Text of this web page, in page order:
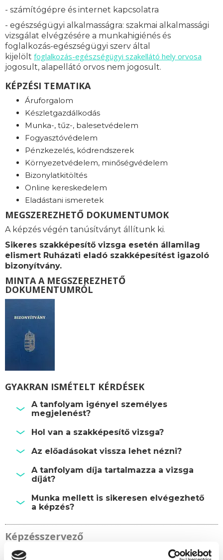
- számítógépre és internet kapcsolatra
- egészségügyi alkalmasságra: szakmai alkalmassági
vizsgálat elvégzésére a munkahigiénés és
foglalkozás-egészségügyi szerv által
kijelölt foglalkozás-egészségügyi szakellátó hely orvosa
jogosult, alapellátó orvos nem jogosult.
KÉPZÉSI TEMATIKA
Áruforgalom
Készletgazdálkodás
Munka-, tűz-, balesetvédelem
Fogyasztóvédelem
Pénzkezelés, kódrendszerek
Környezetvédelem, minőségvédelem
Bizonylatkitöltés
Online kereskedelem
Eladástani ismeretek
MEGSZEREZHETŐ DOKUMENTUMOK
A képzés végén tanúsítványt állítunk ki.
Sikeres szakképesítő vizsga esetén államilag
elismert Ruházati eladó szakképesítést igazoló
bizonyítvány.
MINTA A MEGSZEREZHETŐ
DOKUMENTUMRÓL
GYAKRAN ISMÉTELT KÉRDÉSEK
A tanfolyam igényel személyes
megjelenést?
Hol van a szakképesítő vizsga?
Az előadásokat vissza lehet nézni?
A tanfolyam díja tartalmazza a vizsga
díját?
Munka mellett is sikeresen elvégezhető
a képzés?
Képzésszervező